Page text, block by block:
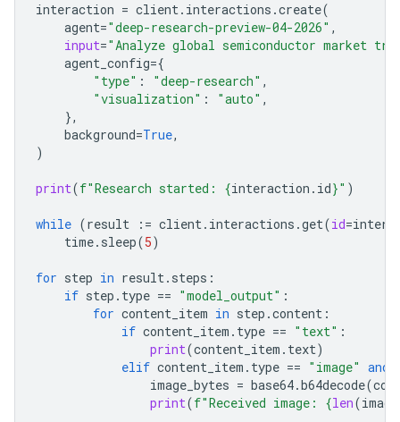
interaction = client. interactions .create(
agent="deep-research-preview-04-2026" ,
input="Analyze global semiconductor market
agent_config={
"type" : "deep-research" ,
"visualization" : "auto" ,
},
background=True,
)
print(f"Research started: {interaction . id}" )
while (result := client. interactions .get(id=
time. sleep(5)
for step in result. steps :
if step . type == "model_output" :
for content_item in step .content :
if content_item . type == "text" :
print(content_item . text)
elif content_item . type == "image" and
image_bytes = base64.b64decode(
print(f"Received image: {len(